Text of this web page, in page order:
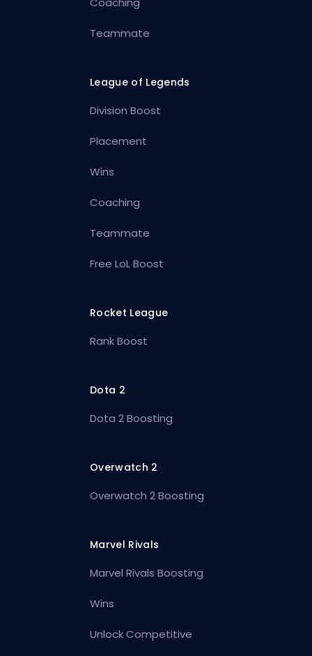
Teammate
League of Legends
Division Boost
Placement
Wins
Coaching
Teammate
Free LoL Boost
Rocket League
Rank Boost
Dota 2
Dota 2 Boosting
Overwatch 2
Overwatch 2 Boosting
Marvel Rivals
Marvel Rivals Boosting
Wins
Unlock Competitive